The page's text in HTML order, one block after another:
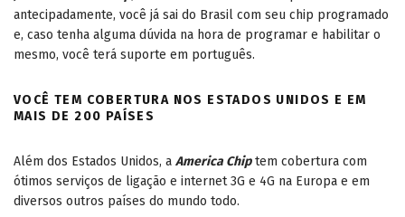
antecipadamente, você já sai do Brasil com seu chip programado
e, caso tenha alguma dúvida na hora de programar e habilitar o
mesmo, você terá suporte em português.
VOCÊ TEM COBERTURA NOS ESTADOS UNIDOS E EM
MAIS DE 200 PAÍSES
Além dos Estados Unidos, a America Chiptem cobertura com
ótimos serviços de ligação e internet 3G e 4G na Europa e em
diversos outros países do mundo todo.